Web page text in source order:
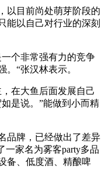
以目前尚处萌芽阶段的
能以自己对行业的深刻
个非常强有力的竞争
“张汉林表示。
在大鱼后面发展自己
是说。”能做到小而精
品牌，已经做出了差异
一家名为雾客party多品
备、低度酒、精酿啤